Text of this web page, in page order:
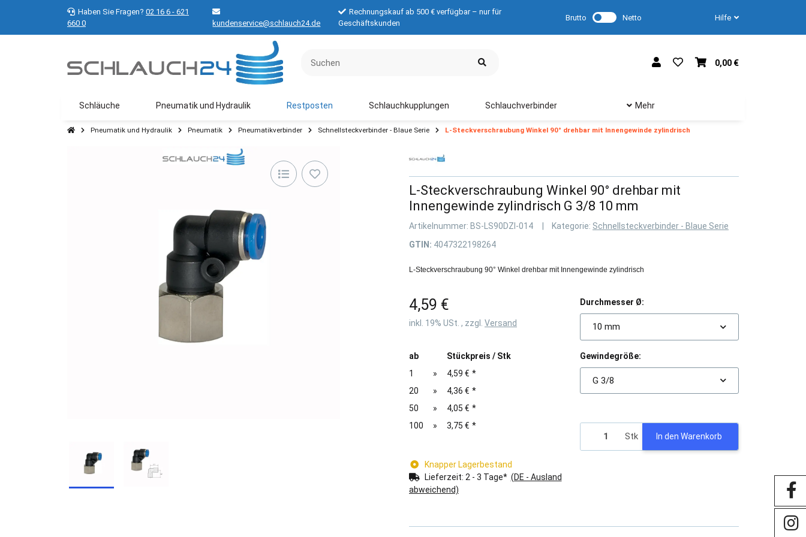
Haben Sie Fragen? 02 16 6 - 621
660 0
kundenservice@schlauch24.de
Rechnungskauf ab 500 € verfügbar – nur für
Geschäftskunden
Brutto Netto Hilfe
0,00 €
Schläuche Pneumatik und Hydraulik Restposten Schlauchkupplungen Schlauchverbinder Mehr
Pneumatik und Hydraulik Pneumatik Pneumatikverbinder Schnellsteckverbinder - Blaue Serie L-Steckverschraubung Winkel 90° drehbar mit Innengewinde zylindrisch
L-Steckverschraubung Winkel 90° drehbar mit
Innengewinde zylindrisch G 3/8 10 mm
Artikelnummer: BS-LS90DZI-014 Kategorie: Schnellsteckverbinder - Blaue Serie
GTIN: 4047322198264
L-Steckverschraubung 90° Winkel drehbar mit Innengewinde zylindrisch
4,59 €
inkl. 19% USt. , zzgl. Versand
ab
Stückpreis / Stk
1
» 4,59 € *
20
» 4,36 € *
50
» 4,05 € *
100
» 3,75 € *
Knapper Lagerbestand
Lieferzeit: 2 - 3 Tage* (DE - Ausland
abweichend)
Durchmesser Ø:
10 mm
Gewindegröße:
G 3/8
Stk In den Warenkorb